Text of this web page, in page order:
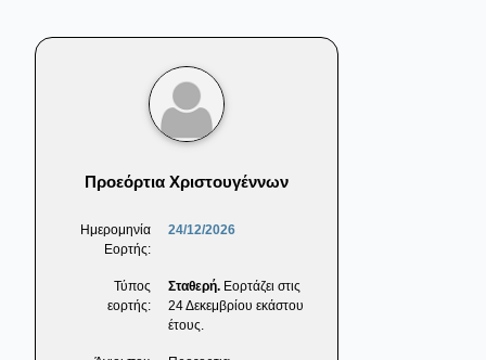
Προεόρτια Χριστουγέννων
Ημερομηνία
Εορτής:
24/12/2026
Τύπος
εορτής:
Σταθερή. Εορτάζει στις
24 Δεκεμβρίου εκάστου
έτους.